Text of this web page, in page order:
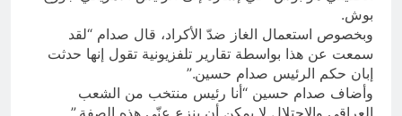
بوش.
وبخصوص استعمال الغاز ضدّ الأكراد، قال صدام “لقد
سمعت عن هذا بواسطة تقارير تلفزيونية تقول إنها حدثت
إبان حكم الرئيس صدام حسين.”
وأضاف صدام حسين “أنا رئيس منتخب من الشعب